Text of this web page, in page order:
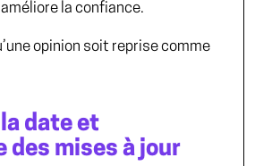
la confiance.
opinion soit reprise comme
date et
des mises à jour